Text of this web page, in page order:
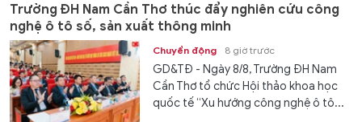
Trường ĐH Nam Cần Thơ thúc đẩy nghiên cứu công
nghệ ô tô số, sản xuất thông minh
Chuyển động 8 giờ trước
GD&TĐ - Ngày 8/8, Trường ĐH Nam
Cần Thơ tổ chức Hội thảo khoa học
quốc tế “Xu hướng công nghệ ô tô...